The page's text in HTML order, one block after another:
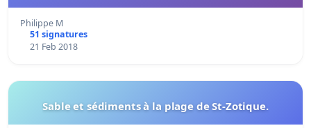
Philippe M
51 signatures
21 Feb 2018
Sable et sédiments à la plage de St-Zotique.